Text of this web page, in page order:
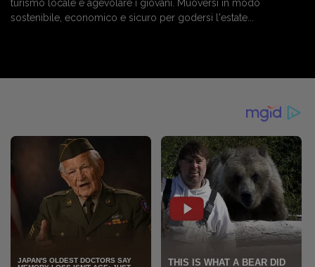
turismo locale e agevolare i giovani. Muoversi in modo
sostenibile, economico e sicuro per godersi l'estate...